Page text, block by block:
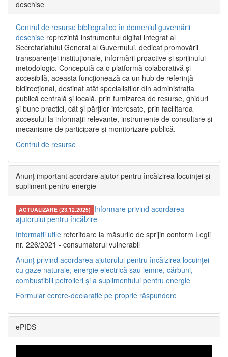
deschise
Centrul de resurse bibliografice în domeniul guvernării
deschise reprezintă instrumentul digital integrat al
Secretariatului General al Guvernului, dedicat promovării
transparenței instituționale, informării proactive și sprijinului
metodologic. Concepută ca o platformă colaborativă și
accesibilă, aceasta funcționează ca un hub de referință
bidirecțional, destinat atât specialiștilor din administrația
publică centrală și locală, prin furnizarea de resurse, ghiduri
și bune practici, cât și părților interesate, prin facilitarea
accesului la informații relevante, instrumente de consultare și
mecanisme de participare și monitorizare publică.
Centrul de resurse
Anunț important acordare ajutor pentru încălzirea locuinței și
supliment pentru energie
ACTUALIZARE (23.12.2025) Informare privind acordarea
ajutorului pentru încălzire
Informații utile referitoare la măsurile de sprijin conform Legii
nr. 226/2021 - consumatorul vulnerabil
Anunț privind acordarea ajutorului pentru încălzirea locuinței
cu gaze naturale, energie electrică sau lemne, cărbuni,
combustibili petrolieri și a suplimentului pentru energie
Formular cerere-declarație pe proprie răspundere
ePIDS